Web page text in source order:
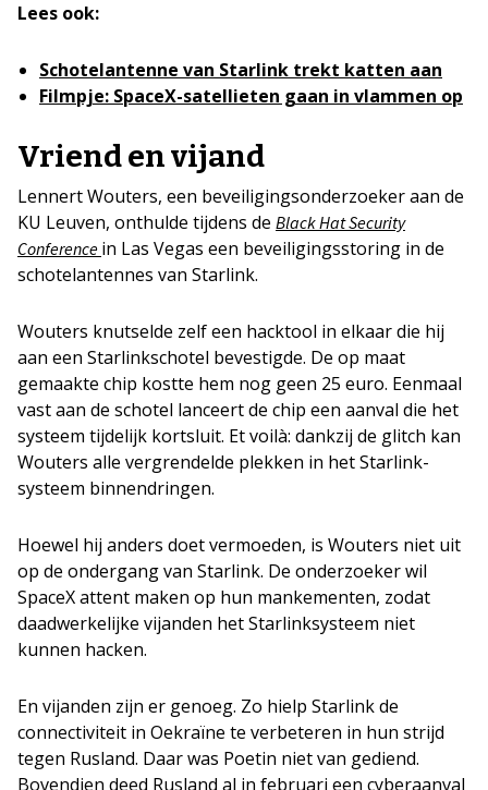
Lees ook:
Schotelantenne van Starlink trekt katten aan
Filmpje: SpaceX-satellieten gaan in vlammen op
Vriend en vijand
Lennert Wouters, een beveiligingsonderzoeker aan de
KU Leuven, onthulde tijdens de Black Hat Security
Conference in Las Vegas een beveiligingsstoring in de
schotelantennes van Starlink.
Wouters knutselde zelf een hacktool in elkaar die hij
aan een Starlinkschotel bevestigde. De op maat
gemaakte chip kostte hem nog geen 25 euro. Eenmaal
vast aan de schotel lanceert de chip een aanval die het
systeem tijdelijk kortsluit. Et voilà: dankzij de glitch kan
Wouters alle vergrendelde plekken in het Starlink-
systeem binnendringen.
Hoewel hij anders doet vermoeden, is Wouters niet uit
op de ondergang van Starlink. De onderzoeker wil
SpaceX attent maken op hun mankementen, zodat
daadwerkelijke vijanden het Starlinksysteem niet
kunnen hacken.
En vijanden zijn er genoeg. Zo hielp Starlink de
connectiviteit in Oekraïne te verbeteren in hun strijd
tegen Rusland. Daar was Poetin niet van gediend.
Bovendien deed Rusland al in februari een cyberaanval